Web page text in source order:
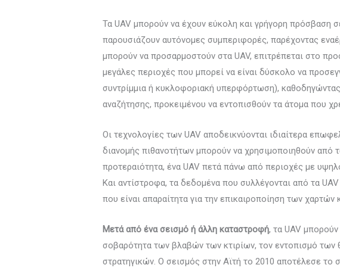
Τα UAV μπορούν να έχουν εύκολη και γρήγορη πρόσβαση
παρουσιάζουν αυτόνομες συμπεριφορές, παρέχοντας
μπορούν να προσαρμοστούν στα UAV, επιτρέπεται στο
μεγάλες περιοχές που μπορεί να είναι δύσκολο να
συντρίμμια ή κυκλοφοριακή υπερφόρτωση),
αναζήτησης, προκειμένου να εντοπισθούν τα άτομα που
Οι τεχνολογίες των UAV αποδεικνύονται ιδιαίτερα
διανομής πιθανοτήτων μπορούν να χρησιμοποιηθούν από
προτεραιότητα, ένα UAV πετά πάνω από περιοχές με
Και αντίστροφα, τα δεδομένα που συλλέγονται από τα
που είναι απαραίτητα για την επικαιροποίηση των χαρτών
Μετά από ένα σεισμό ή άλλη καταστροφή, τα UAV
σοβαρότητα των βλαβών των κτιρίων, τον εντοπισμό των
στρατηγικών. Ο σεισμός στην Αϊτή το 2010 αποτέλεσε το